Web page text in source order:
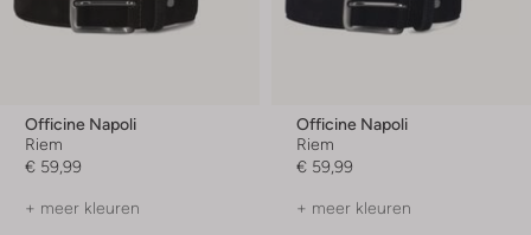
Officine Napoli
Riem
€ 59,99
+ meer kleuren
Officine Napoli
Riem
€ 59,99
+ meer kleuren